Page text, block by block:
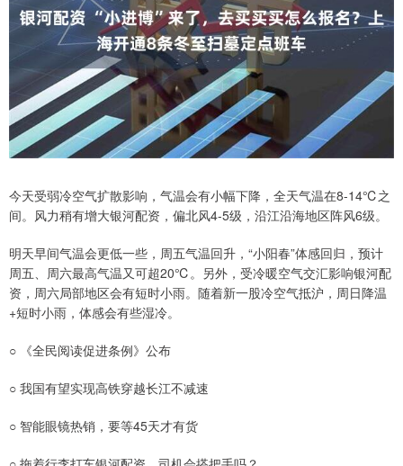
今天受弱冷空气扩散影响，气温会有小幅下降，全天气温在8-14℃之
间。风力稍有增大银河配资，偏北风4-5级，沿江沿海地区阵风6级。
明天早间气温会更低一些，周五气温回升，“小阳春”体感回归，预计
周五、周六最高气温又可超20℃。另外，受冷暖空气交汇影响银河配
资，周六局部地区会有短时小雨。随着新一股冷空气抵沪，周日降温
+短时小雨，体感会有些湿冷。
○ 《全民阅读促进条例》公布
○ 我国有望实现高铁穿越长江不减速
○ 智能眼镜热销，要等45天才有货